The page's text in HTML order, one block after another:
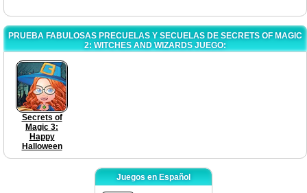
PRUEBA FABULOSAS PRECUELAS Y SECUELAS DE SECRETS OF MAGIC
2: WITCHES AND WIZARDS JUEGO:
Secrets of
Magic 3:
Happy
Halloween
Juegos en Español